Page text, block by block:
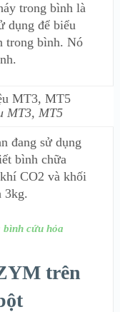
trong bình là
dụng để biểu
trong bình. Nó
MT3, MT5
đang sử dụng
bình chữa
CO2 và khối
3kg.
bình cứu hỏa
trên